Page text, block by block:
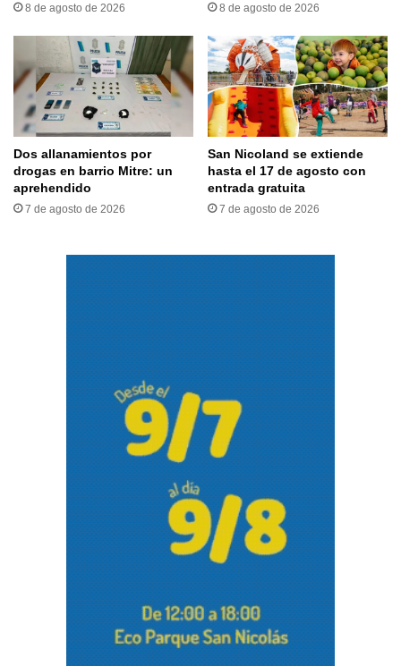
8 de agosto de 2026 8 de agosto de 2026
Dos allanamientos por
drogas en barrio Mitre: un
aprehendido
7 de agosto de 2026
San Nicoland se extiende
hasta el 17 de agosto con
entrada gratuita
7 de agosto de 2026